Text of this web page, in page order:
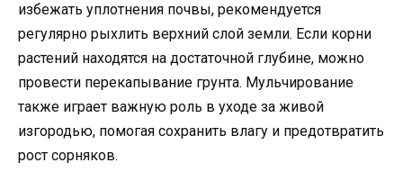
избежать уплотнения почвы, рекомендуется
регулярно рыхлить верхний слой земли. Если корни
растений находятся на достаточной глубине, можно
провести перекапывание грунта. Мульчирование
также играет важную роль в уходе за живой
изгородью, помогая сохранить влагу и предотвратить
рост сорняков.